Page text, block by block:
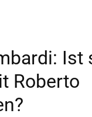
Ist
Roberto